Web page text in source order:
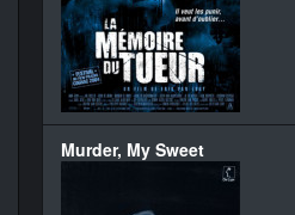
Murder, My Sweet